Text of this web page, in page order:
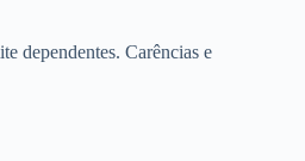
dependentes. Carências e